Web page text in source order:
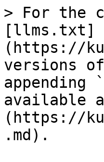
> For the
[llms.txt]
(https://
versions
appending
available
(https://
.md).